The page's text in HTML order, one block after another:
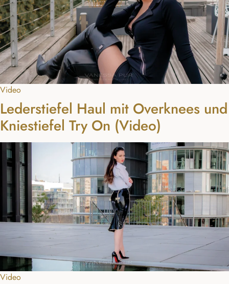
Video
Lederstiefel Haul mit Overknees und
Kniestiefel Try On (Video)
Video